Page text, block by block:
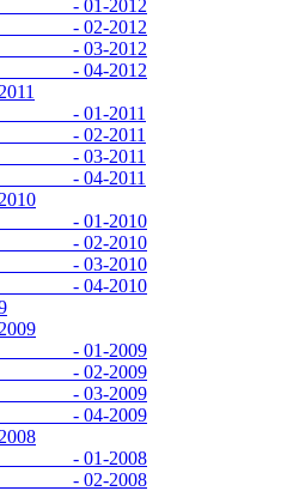
2012
2012
2012
2012
2011
2011
2011
2011
2010
2010
2010
2010
2009
2009
2009
2009
2008
2008